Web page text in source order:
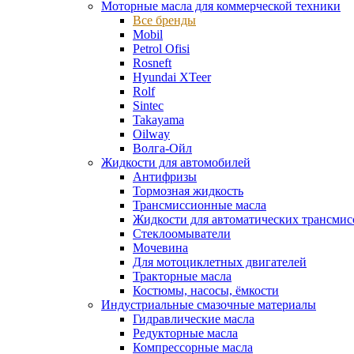
Моторные масла для коммерческой техники
Все бренды
Mobil
Petrol Ofisi
Rosneft
Hyundai XTeer
Rolf
Sintec
Takayama
Oilway
Волга-Ойл
Жидкости для автомобилей
Антифризы
Тормозная жидкость
Трансмиссионные масла
Жидкости для автоматических
Стеклоомыватели
Мочевина
Для мотоциклетных двигателей
Тракторные масла
Костюмы, насосы, ёмкости
Индустриальные смазочные материалы
Гидравлические масла
Редукторные масла
Компрессорные масла